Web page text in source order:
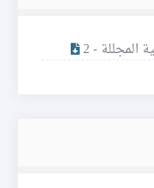
المجللة - 2